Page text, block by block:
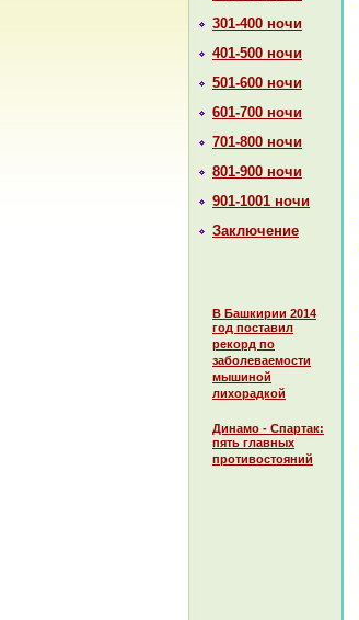
301-400 ночи
401-500 ночи
501-600 ночи
601-700 ночи
701-800 ночи
801-900 ночи
901-1001 ночи
Заключение
В Башкирии 2014
год поставил
рекорд по
заболеваемости
мышиной
лихорадкой
Динамо - Спартак:
пять главных
противостояний